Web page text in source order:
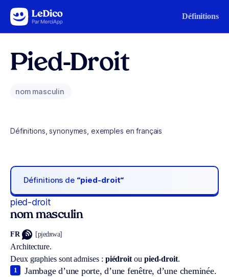
Aller au contenu Définitions
Pied-Droit
nom masculin
Définitions, synonymes, exemples en français
Définitions de “pied-droit“
pied-droit
nom masculin
FR [pjedʀwa]
Architecture.
Deux graphies sont admises : piédroit ou pied-droit.
Jambage d’une porte, d’une fenêtre, d’une cheminée.
1